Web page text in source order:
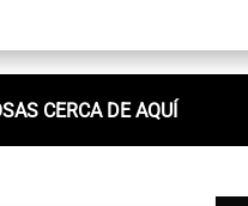
CERCA DE AQUÍ